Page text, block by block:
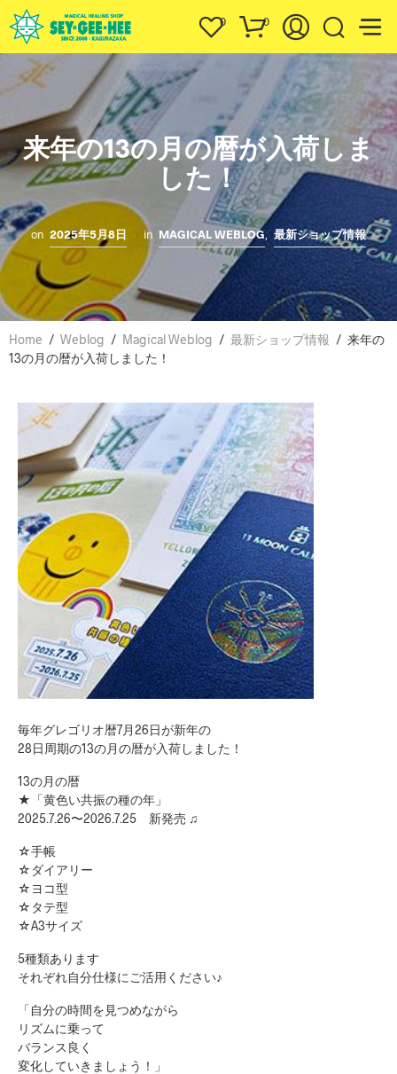
0 0
来年の13の月の暦が入荷しま
した！
on 2025年5月8日 in MAGICAL WEBLOG 最新ショップ情報
Home / Weblog / Magical Weblog / 最新ショップ情報 / 来年の
13の月の暦が入荷しました！
毎年グレゴリオ暦7月26日が新年の
28日周期の13の月の暦が入荷しました！
13の月の暦
★「黄色い共振の種の年」
2025.7.26〜2026.7.25 新発売 ♫
☆手帳
☆ダイアリー
☆ヨコ型
☆タテ型
☆A3サイズ
5種類あります
それぞれ自分仕様にご活用ください♪
「自分の時間を見つめながら
リズムに乗って
バランス良く
変化していきましょう！」